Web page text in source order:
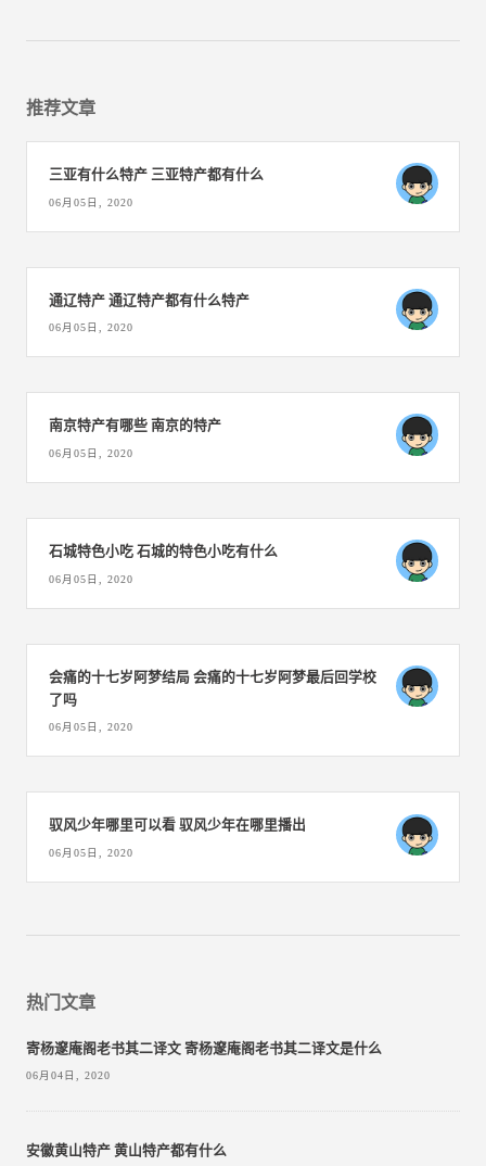
推荐文章
三亚有什么特产 三亚特产都有什么
06月05日, 2020
通辽特产 通辽特产都有什么特产
06月05日, 2020
南京特产有哪些 南京的特产
06月05日, 2020
石城特色小吃 石城的特色小吃有什么
06月05日, 2020
会痛的十七岁阿梦结局 会痛的十七岁阿梦最后回学校
了吗
06月05日, 2020
驭风少年哪里可以看 驭风少年在哪里播出
06月05日, 2020
热门文章
寄杨邃庵阁老书其二译文 寄杨邃庵阁老书其二译文是什么
06月04日, 2020
安徽黄山特产 黄山特产都有什么